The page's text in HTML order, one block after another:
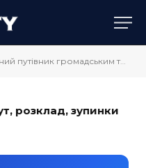
громадським транспортом
розклад, зупинки